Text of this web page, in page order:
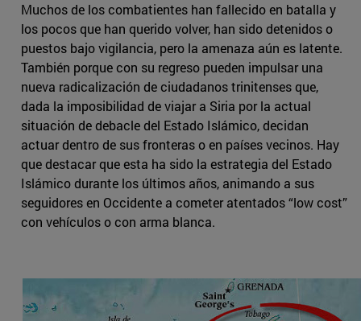
Muchos de los combatientes han fallecido en batalla y
los pocos que han querido volver, han sido detenidos o
puestos bajo vigilancia, pero la amenaza aún es latente.
También porque con su regreso pueden impulsar una
nueva radicalización de ciudadanos trinitenses que,
dada la imposibilidad de viajar a Siria por la actual
situación de debacle del Estado Islámico, decidan
actuar dentro de sus fronteras o en países vecinos. Hay
que destacar que esta ha sido la estrategia del Estado
Islámico durante los últimos años, animando a sus
seguidores en Occidente a cometer atentados “low cost”
con vehículos o con arma blanca.